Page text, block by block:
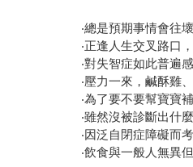
‧總是預期事情會往
‧正逢人生交叉路口
‧對失智症如此普遍
‧壓力一來，鹹酥雞
‧為了要不要幫寶寶
‧雖然沒被診斷出什
‧因泛自閉症障礙而
‧飲食與一般人無異